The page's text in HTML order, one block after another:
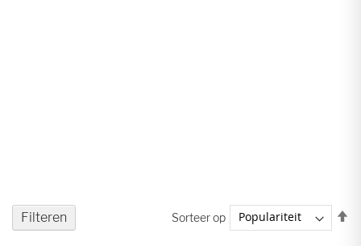
Sorteer op
Filteren